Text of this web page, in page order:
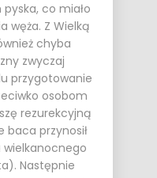
co miało
węża. Z Wielką
chyba
zwyczaj
przygotowanie
osobom
rezurekcyjną
baca przynosił
wielkanocnego
Następnie